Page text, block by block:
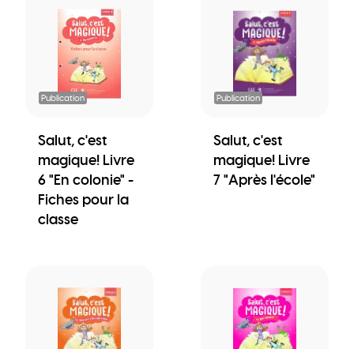
Publication
Salut, c'est
magique! Livre
6 "En colonie" -
Fiches pour la
classe
Publication
Salut, c'est
magique! Livre
7 "Après l'école"